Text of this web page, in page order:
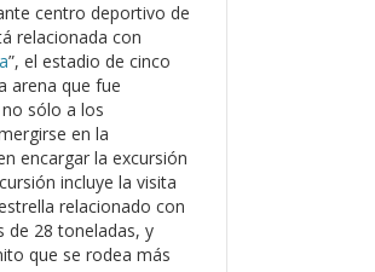
centro deportivo de
relacionada con
”, el estadio de cinco
arena que fue
sólo a los
en la
encargar la excursión
incluye la visita
relacionado con
de 28 toneladas, y
que se rodea más